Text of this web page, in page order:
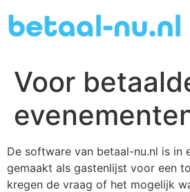
Voor
De software van betaal-nu.nl is in
gemaakt als gastenlijst voor een
kregen de vraag of het mogelijk